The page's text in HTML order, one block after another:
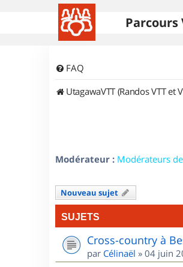
Parcours
FAQ
UtagawaVTT (Randos VTT et
Modérateur : Modérateurs
Nouveau sujet
SUJETS
Cross-country à
par Célinaël » 04 juin